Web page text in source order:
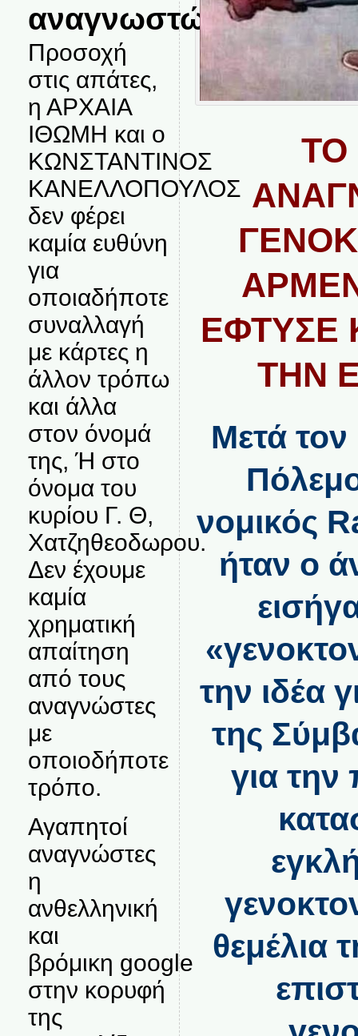
αναγνωστών.
Προσοχή
στις απάτες,
η ΑΡΧΑΙΑ
ΙΘΩΜΗ και ο
ΚΩΝΣΤΑΝΤΙΝΟΣ
ΚΑΝΕΛΛΟΠΟΥΛΟΣ
δεν φέρει
καμία ευθύνη
για
οποιαδήποτε
συναλλαγή
με κάρτες η
άλλον τρόπω
και άλλα
στον όνομά
της, Ή στο
όνομα του
κυρίου Γ. Θ,
Χατζηθεοδωρου.
Δεν έχουμε
καμία
χρηματική
απαίτηση
από τους
αναγνώστες
με
οποιοδήποτε
τρόπο.
Αγαπητοί
αναγνώστες
η
ανθελληνική
και
βρόμικη google
στην κορυφή
της
ΤΟ
ΕΦΤΥΣΕ
ΤΗΝ
Μετά
νομικός
ήταν ο
την ιδέα
της
για
θεμέλια